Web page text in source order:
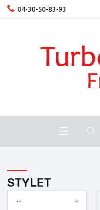
04-30-50-83-93
STYLET
--